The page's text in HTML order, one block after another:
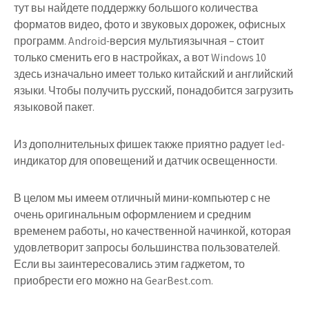
тут вы найдете поддержку большого количества
форматов видео, фото и звуковых дорожек, офисных
программ. Android-версия мультиязычная – стоит
только сменить его в настройках, а вот Windows 10
здесь изначально имеет только китайский и английский
языки. Чтобы получить русский, понадобится загрузить
языковой пакет.
Из дополнительных фишек также приятно радует led-
индикатор для оповещений и датчик освещенности.
В целом мы имеем отличный мини-компьютер с не
очень оригинальным оформлением и средним
временем работы, но качественной начинкой, которая
удовлетворит запросы большинства пользователей.
Если вы заинтересовались этим гаджетом, то
приобрести его можно на GearBest.com.